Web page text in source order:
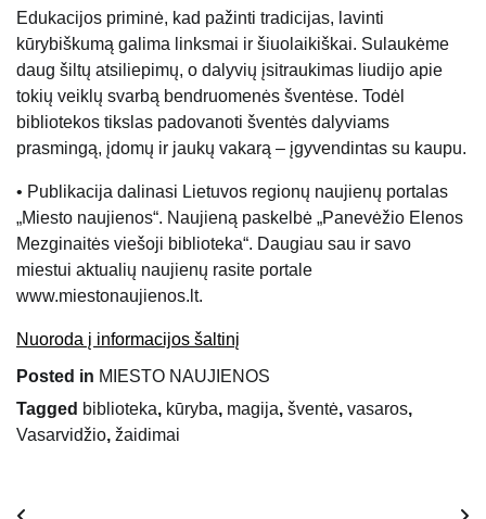
Edukacijos priminė, kad pažinti tradicijas, lavinti
kūrybiškumą galima linksmai ir šiuolaikiškai. Sulaukėme
daug šiltų atsiliepimų, o dalyvių įsitraukimas liudijo apie
tokių veiklų svarbą bendruomenės šventėse. Todėl
bibliotekos tikslas padovanoti šventės dalyviams
prasmingą, įdomų ir jaukų vakarą – įgyvendintas su kaupu.
• Publikacija dalinasi Lietuvos regionų naujienų portalas
„Miesto naujienos“. Naujieną paskelbė „Panevėžio Elenos
Mezginaitės viešoji biblioteka“. Daugiau sau ir savo
miestui aktualių naujienų rasite portale
www.miestonaujienos.lt.
Nuoroda į informacijos šaltinį
Posted in MIESTO NAUJIENOS
Tagged biblioteka, kūryba, magija, šventė, vasaros,
Vasarvidžio, žaidimai